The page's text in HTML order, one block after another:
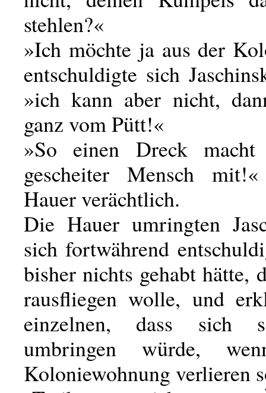
stehlen?«
»Ich möchte ja aus der
entschuldigte sich
»ich kann aber nicht,
ganz vom Pütt!«
»So einen Dreck
gescheiter Mensch
Hauer verächtlich.
Die Hauer umringten
sich fortwährend
bisher nichts gehabt hätte,
rausfliegen wolle, und
einzelnen, dass sich
umbringen würde,
Koloniewohnung verlieren